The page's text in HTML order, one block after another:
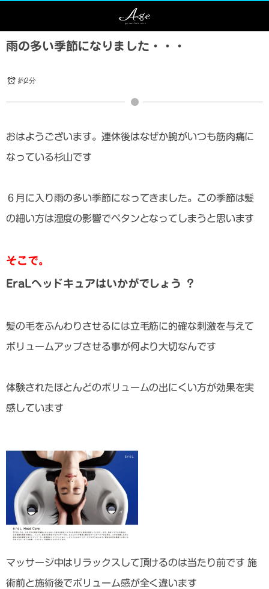
雨の多い季節になりました・・・
約2分
おはようございます。連休後はなぜか腕がいつも筋肉痛に
なっている杉山です
６月に入り雨の多い季節になってきました。この季節は髪
の細い方は湿度の影響でペタンとなってしまうと思います
そこで。
EraLヘッドキュアはいかがでしょう ？
髪の毛をふんわりさせるには立毛筋に的確な刺激を与えて
ボリュームアップさせる事が何より大切なんです
体験されたほとんどのボリュームの出にくい方が効果を実
感しています
マッサージ中はリラックスして頂けるのは当たり前です 施
術前と施術後でボリューム感が全く違います